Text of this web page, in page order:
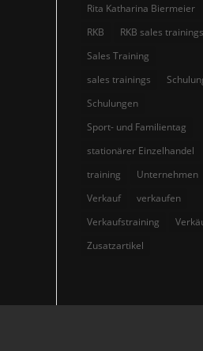
Rita Katharina Biermeier
RKB
RKB sales trainings
Sales Training
sales trainings
Schulungen
Sport- und Familientag
stationärer Einzelhandel
training
Unternehmen
Verkauf
verkaufen
Verkaufstraining
Zusatzartikel